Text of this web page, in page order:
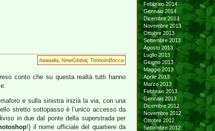
Itaaaalia NewGlobal, TorinoInBocca
conto che su questa realtà tutti hanno
e sulla sinistra inizia la via, con una
stretto sottopasso è l’unico accesso da
in due dal ponte della superstrada per
!) il nome ufficiale del quartiere da
Febbraio 2014
Gennaio 2014
Dicembre 2013
Novembre 2013
Ottobre 2013
Settembre 2013
Agosto 2013
Luglio 2013
Giugno 2013
Maggio 2013
Aprile 2013
Marzo 2013
Febbraio 2013
Gennaio 2013
Dicembre 2012
Novembre 2012
Ottobre 2012
Settembre 2012